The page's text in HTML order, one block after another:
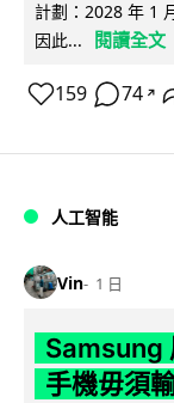
計劃：2028 年 1
因此...
閱讀全文
159 74 ↗
人工智能
Vin 1 日
Samsung
手機毋須